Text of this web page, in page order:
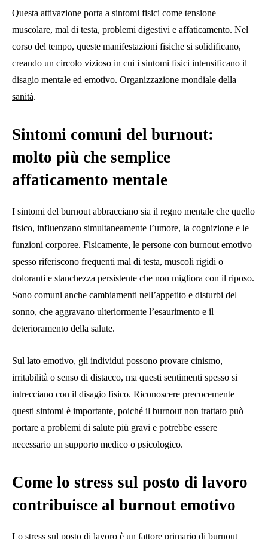
Questa attivazione porta a sintomi fisici come tensione
muscolare, mal di testa, problemi digestivi e affaticamento. Nel
corso del tempo, queste manifestazioni fisiche si solidificano,
creando un circolo vizioso in cui i sintomi fisici intensificano il
disagio mentale ed emotivo. Organizzazione mondiale della
sanità.
Sintomi comuni del burnout:
molto più che semplice
affaticamento mentale
I sintomi del burnout abbracciano sia il regno mentale che quello
fisico, influenzano simultaneamente l’umore, la cognizione e le
funzioni corporee. Fisicamente, le persone con burnout emotivo
spesso riferiscono frequenti mal di testa, muscoli rigidi o
doloranti e stanchezza persistente che non migliora con il riposo.
Sono comuni anche cambiamenti nell’appetito e disturbi del
sonno, che aggravano ulteriormente l’esaurimento e il
deterioramento della salute.
Sul lato emotivo, gli individui possono provare cinismo,
irritabilità o senso di distacco, ma questi sentimenti spesso si
intrecciano con il disagio fisico. Riconoscere precocemente
questi sintomi è importante, poiché il burnout non trattato può
portare a problemi di salute più gravi e potrebbe essere
necessario un supporto medico o psicologico.
Come lo stress sul posto di lavoro
contribuisce al burnout emotivo
Lo stress sul posto di lavoro è un fattore primario di burnout